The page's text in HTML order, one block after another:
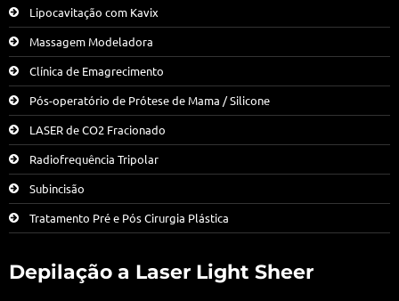
Lipocavitação com Kavix
Massagem Modeladora
Clínica de Emagrecimento
Pós-operatório de Prótese de Mama / Silicone
LASER de CO2 Fracionado
Radiofrequência Tripolar
Subincisão
Tratamento Pré e Pós Cirurgia Plástica
Depilação a Laser Light Sheer